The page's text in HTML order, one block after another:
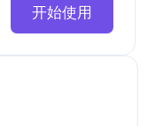
开始使用